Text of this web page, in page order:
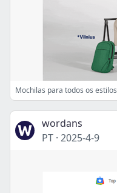
Mochilas para todos os
wordans
PT · 2025-4-9